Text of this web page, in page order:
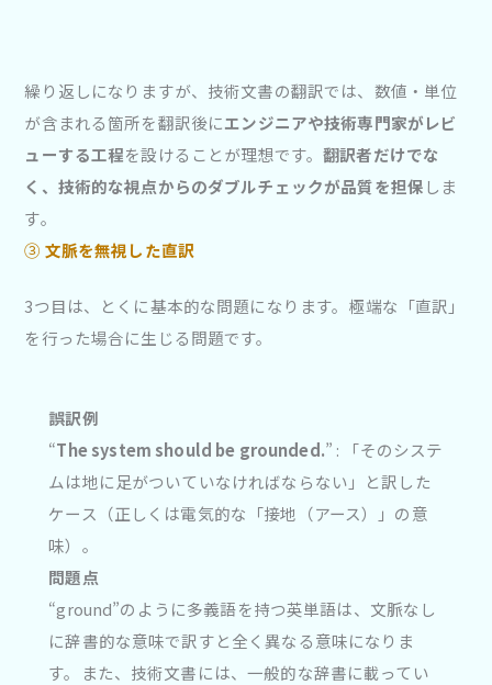
繰り返しになりますが、技術文書の翻訳では、数値・単位
が含まれる箇所を翻訳後にエンジニアや技術専門家がレビ
ューする工程を設けることが理想です。翻訳者だけでな
く、技術的な視点からのダブルチェックが品質を担保しま
す。
③ 文脈を無視した直訳
3つ目は、とくに基本的な問題になります。極端な「直訳」
を行った場合に生じる問題です。
誤訳例
“The system should be grounded.” : 「そのシステ
ムは地に足がついていなければならない」と訳した
ケース（正しくは電気的な「接地（アース）」の意
味）。
問題点
“ground”のように多義語を持つ英単語は、文脈なし
に辞書的な意味で訳すと全く異なる意味になりま
す。また、技術文書には、一般的な辞書に載ってい